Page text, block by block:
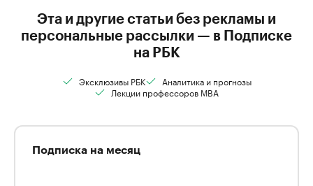
Эта и другие статьи без рекламы и
персональные рассылки — в Подписке
на РБК
Эксклюзивы РБК
Аналитика и прогнозы
Лекции профессоров MBA
Подписка на месяц